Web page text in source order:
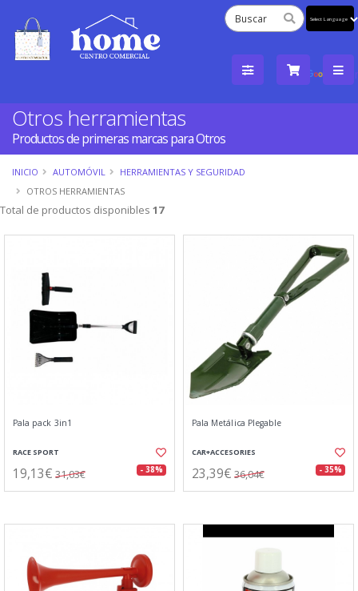
by
Otros herramientas
Productos de primeras marcas para Otros
INICIO AUTOMÓVIL
HERRAMIENTAS Y SEGURIDAD
OTROS HERRAMIENTAS
Total de productos disponibles 17
Pala pack 3in1
RACE SPORT
19,13€ 31,03€ - 38%
Pala Metálica Plegable
CAR+ACCESORIES
23,39€ 36,04€ - 35%